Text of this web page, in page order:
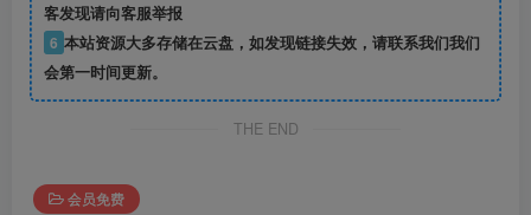
客发现请向客服举报
6 本站资源大多存储在云盘，如发现链接失效，请联系我们我们
会第一时间更新。
THE END
会员免费